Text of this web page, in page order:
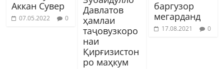
Аккан Сувер
07.05.2022 0
Давлатов
ҳамлаи
таҷовузкоро
наи
Қирғизистон
ро маҳкум
баргузор
мегарданд
17.08.2021 0